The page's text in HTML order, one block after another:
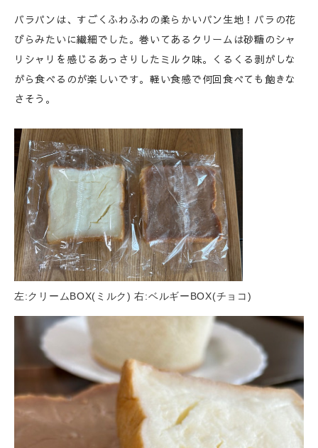
バラパンは、すごくふわふわの柔らかいパン生地！バラの花
びらみたいに繊細でした。巻いてあるクリームは砂糖のシャ
リシャリを感じるあっさりしたミルク味。くるくる剥がしな
がら食べるのが楽しいです。軽い食感で何回食べても飽きな
さそう。
左:クリームBOX(ミルク) 右:ベルギーBOX(チョコ)